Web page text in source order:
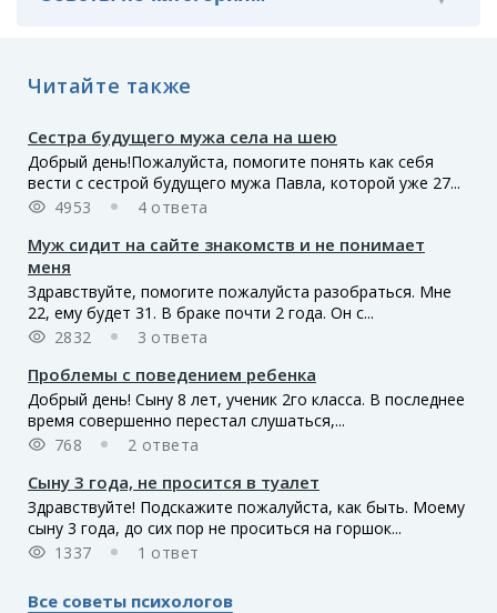
Читайте также
Сестра будущего мужа села на шею
Добрый день!Пожалуйста, помогите понять как себя
вести с сестрой будущего мужа Павла, которой уже 27...
4953
4 ответа
Муж сидит на сайте знакомств и не понимает
меня
Здравствуйте, помогите пожалуйста разобраться. Мне
22, ему будет 31. В браке почти 2 года. Он с...
2832
3 ответа
Проблемы с поведением ребенка
Добрый день! Сыну 8 лет, ученик 2го класса. В последнее
время совершенно перестал слушаться,...
768
2 ответа
Сыну 3 года, не просится в туалет
Здравствуйте! Подскажите пожалуйста, как быть. Моему
сыну 3 года, до сих пор не проситься на горшок...
1337
1 ответ
Все советы психологов